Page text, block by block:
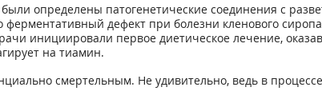
определены патогенетические соединения с
ферментативный дефект при болезни кленового
инициировали первое диетическое лечение,
на тиамин.
смертельным. Не удивительно, ведь в